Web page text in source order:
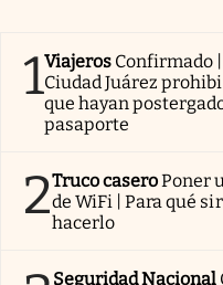
1Viajeros Confirmado
Ciudad Juárez
que hayan
pasaporte
2Truco caseroPoner
de WiFi | Para qué
hacerlo
Seguridad Nacional